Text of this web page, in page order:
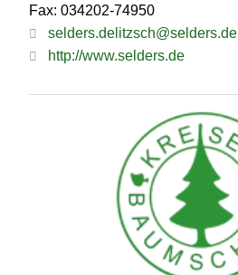
Fax: 034202-74950
selders.delitzsch@selders.de
http://www.selders.de